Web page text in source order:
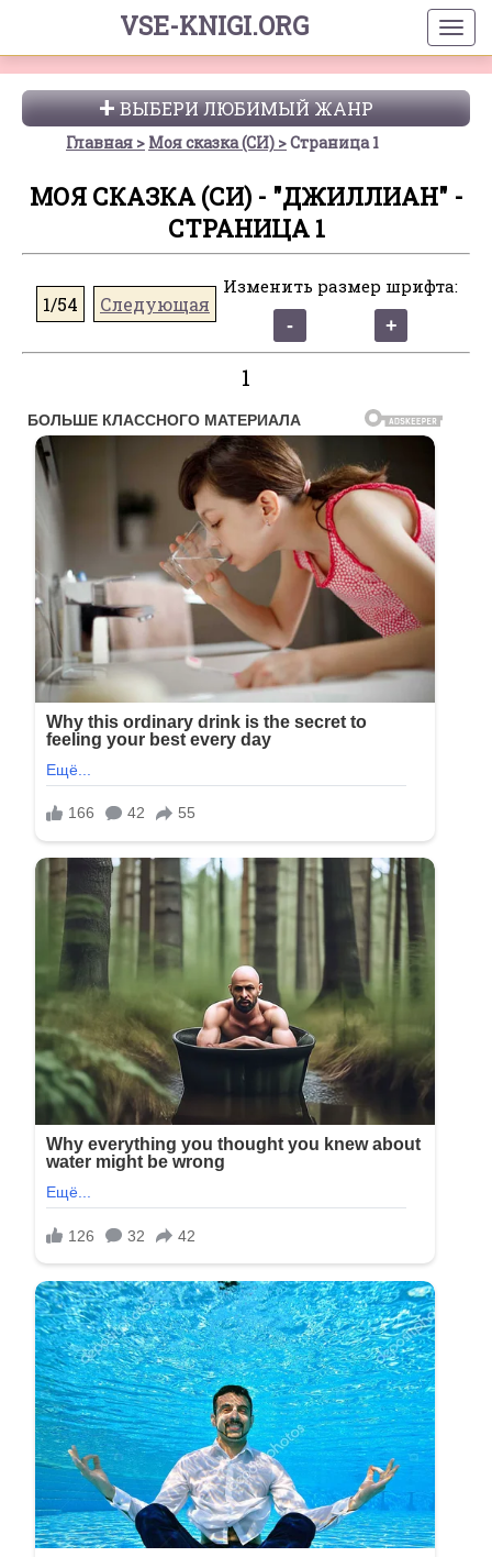
VSE-KNIGI.ORG
ВЫБЕРИ ЛЮБИМЫЙ ЖАНР
Главная Моя сказка (СИ) Страница 1
МОЯ СКАЗКА (СИ) - "ДЖИЛЛИАН" -
СТРАНИЦА 1
1/54 Следующая
Изменить размер шрифта:
1